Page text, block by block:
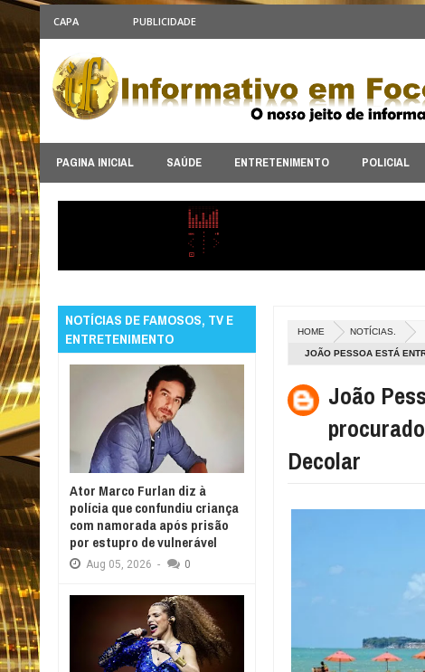
CAPA PUBLICIDADE
PAGINA INICIAL SAÚDE ENTRETENIMENTO POLICIAL
HOME NOTÍCIAS.
JOÃO PESSOA ESTÁ
João
Decolar
NOTÍCIAS DE FAMOSOS, TV E
ENTRETENIMENTO
Ator Marco Furlan diz à
polícia que confundiu criança
com namorada após prisão
por estupro de vulnerável
Aug 05, 2026 - 0